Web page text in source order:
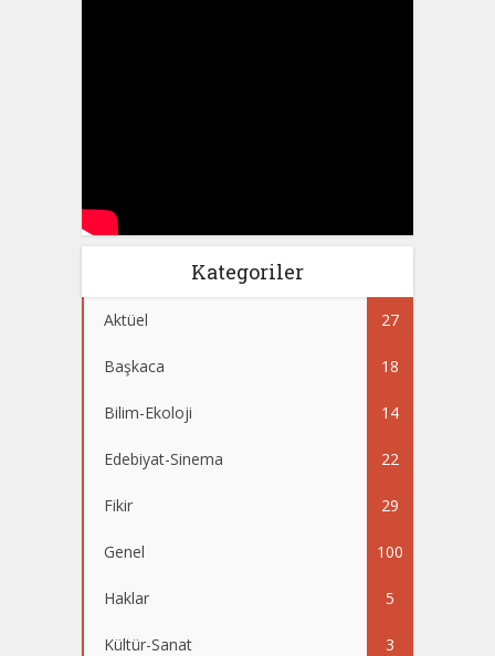
Kategoriler
Aktüel 27
Başkaca 18
Bilim-Ekoloji 14
Edebiyat-Sinema 22
Fikir 29
Genel 100
Haklar 5
Kültür-Sanat 3